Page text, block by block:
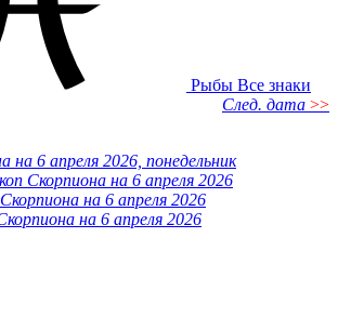
Рыбы Все знаки
След. дата >>
на 6 апреля 2026, понедельник
Скорпиона на 6 апреля 2026
на 6 апреля 2026
на 6 апреля 2026